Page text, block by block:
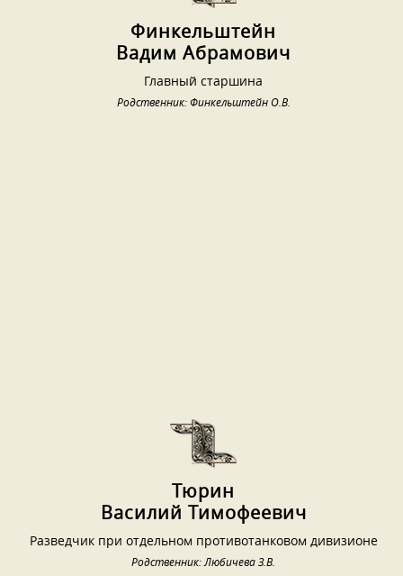
Финкeльштейн
Вадим Абрамович
Главный старшина
Родственник: Финкельштейн О.В.
Тюрин
Василий Тимофеевич
Разведчик при отдельном противотанковом дивизионе
Родственник: Любичева З.В.